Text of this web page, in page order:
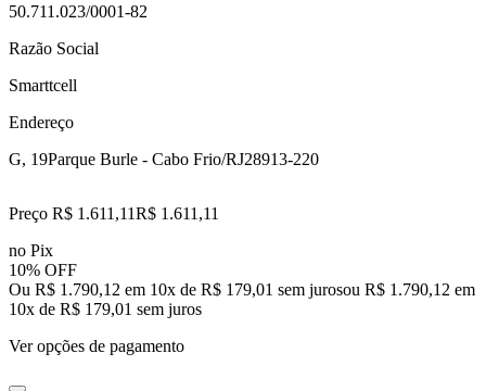
50.711.023/0001-82
Razão Social
Smarttcell
Endereço
G, 19Parque Burle - Cabo Frio/RJ28913-220
Preço R$ 1.611,11R$ 1.611 ,11
no Pix
10% OFF
Ou R$ 1.790,12 em 10x de R$ 179,01 sem jurosou R$ 1.790,12 em
10x de R$ 179,01 sem juros
Ver opções de pagamento